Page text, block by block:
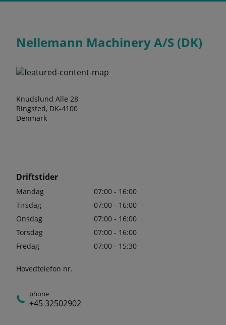
Nellemann Machinery A/S (DK)
Knudslund Alle 28
Ringsted, DK-4100
Denmark
Driftstider
Mandag
07:00 - 16:00
Tirsdag
07:00 - 16:00
Onsdag
07:00 - 16:00
Torsdag
07:00 - 16:00
Fredag
07:00 - 15:30
Hovedtelefon nr.
phone
+45 32502902